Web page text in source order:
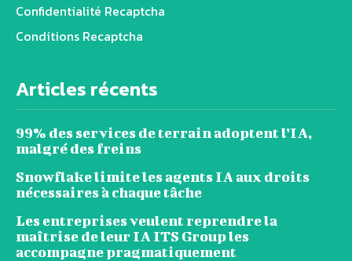
Confidentialité Recaptcha
Conditions Recaptcha
Articles récents
99% des services de terrain adoptent l’IA,
malgré des freins
Snowflake limite les agents IA aux droits
nécessaires à chaque tâche
Les entreprises veulent reprendre la
maîtrise de leur IA ITS Group les
accompagne pragmatiquement